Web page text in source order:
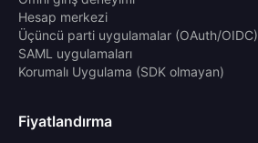
Hesap merkezi
Üçüncü parti uygulamalar (OAuth/OIDC)
SAML uygulamaları
Korumalı Uygulama (SDK olmayan)
Fiyatlandırma